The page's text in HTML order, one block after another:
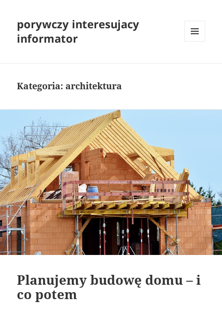
porywczy interesujacy
informator
Kategoria: architektura
Planujemy budowę domu – i
co potem